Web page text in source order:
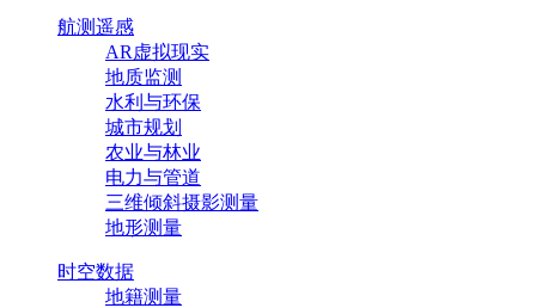
航测遥感
AR虚拟现实
地质监测
水利与环保
城市规划
农业与林业
电力与管道
三维倾斜摄影测量
地形测量
时空数据
地籍测量